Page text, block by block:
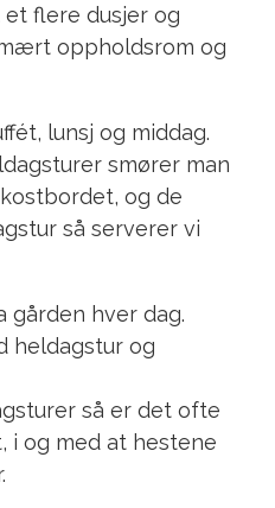
flere dusjer og
oppholdsrom og
lunsj og middag.
smører man
og de
så serverer vi
gården hver dag.
heldagstur og
så er det ofte
i og med at hestene